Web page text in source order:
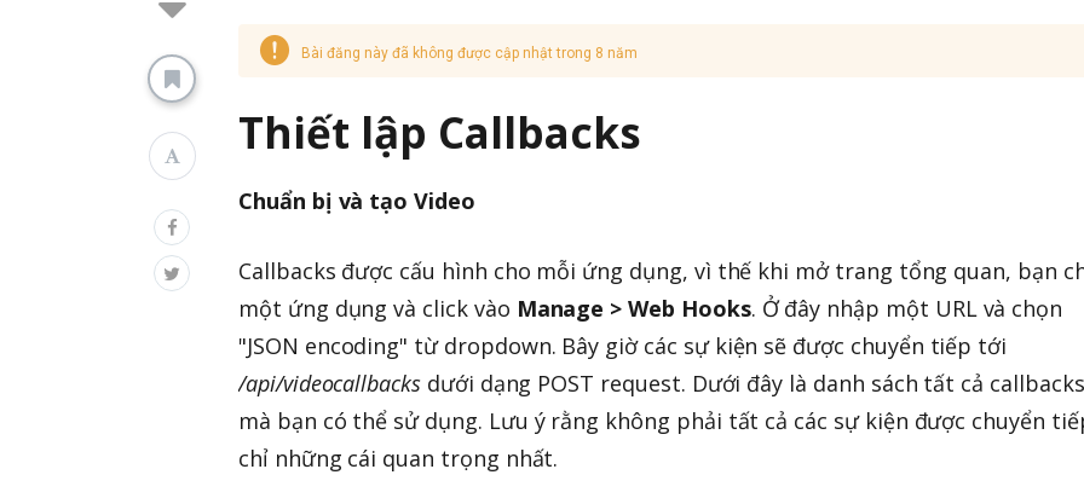
Bài đăng này đã không được cập nhật trong 8 năm
Thiết lập Callbacks
Chuẩn bị và tạo Video
Callbacks được cấu hình cho mỗi ứng dụng, vì thế khi mở trang tổng quan, bạn
một ứng dụng và click vào Manage > Web Hooks. Ở đây nhập một URL và chọn
"JSON encoding" từ dropdown. Bây giờ các sự kiện sẽ được chuyển tiếp tới
/api/videocallbacksdưới dạng POST request. Dưới đây là danh sách tất cả callbacks
mà bạn có thể sử dụng. Lưu ý rằng không phải tất cả các sự kiện được chuyển
chỉ những cái quan trọng nhất.